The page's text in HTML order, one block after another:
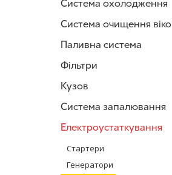
Система охолодження
Система очищення
Паливна система
Фільтри
Кузов
Система запалювання
Електроустаткування
Стартери
Генератори